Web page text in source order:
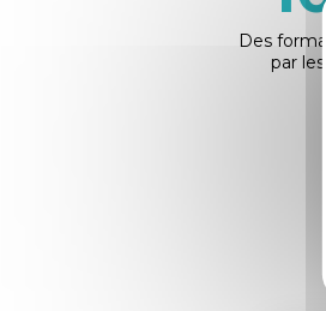
Des
par